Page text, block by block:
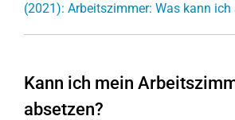
(2021): Arbeitszimmer: Was kann ich
Kann ich mein
absetzen?